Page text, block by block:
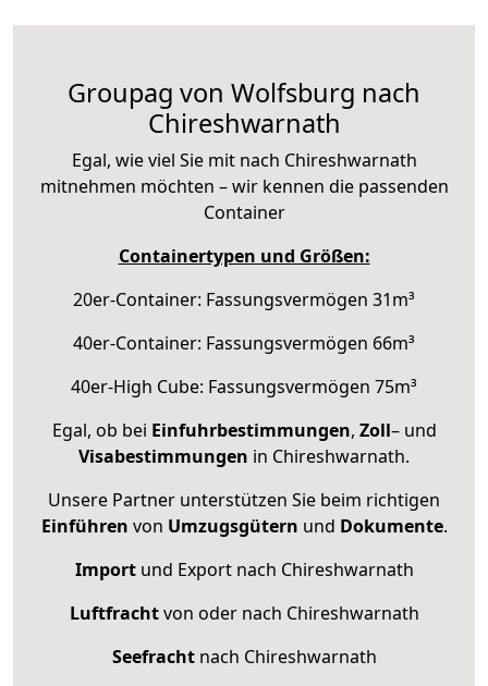
Groupag von Wolfsburg nach
Chireshwarnath
Egal, wie viel Sie mit nach Chireshwarnath
mitnehmen möchten – wir kennen die passenden
Container
Containertypen und Größen:
20er-Container: Fassungsvermögen 31m³
40er-Container: Fassungsvermögen 66m³
40er-High Cube: Fassungsvermögen 75m³
Egal, ob bei Einfuhrbestimmungen, Zoll– und
Visabestimmungen in Chireshwarnath.
Unsere Partner unterstützen Sie beim richtigen
Einführen von Umzugsgütern und Dokumente.
Importund Export nach Chireshwarnath
Luftfrachtvon oder nach Chireshwarnath
Seefrachtnach Chireshwarnath